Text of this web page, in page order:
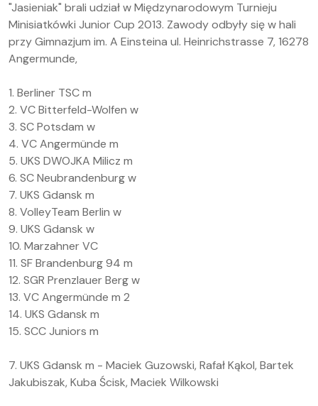
"Jasieniak" brali udział w Międzynarodowym Turnieju
Minisiatkówki Junior Cup 2013. Zawody odbyły się w hali
przy Gimnazjum im. A Einsteina ul. Heinrichstrasse 7, 16278
Angermunde,
1. Berliner TSC m
2. VC Bitterfeld-Wolfen w
3. SC Potsdam w
4. VC Angermünde m
5. UKS DWOJKA Milicz m
6. SC Neubrandenburg w
7. UKS Gdansk m
8. VolleyTeam Berlin w
9. UKS Gdansk w
10. Marzahner VC
11. SF Brandenburg 94 m
12. SGR Prenzlauer Berg w
13. VC Angermünde m 2
14. UKS Gdansk m
15. SCC Juniors m
7. UKS Gdansk m - Maciek Guzowski, Rafał Kąkol, Bartek
Jakubiszak, Kuba Ścisk, Maciek Wilkowski